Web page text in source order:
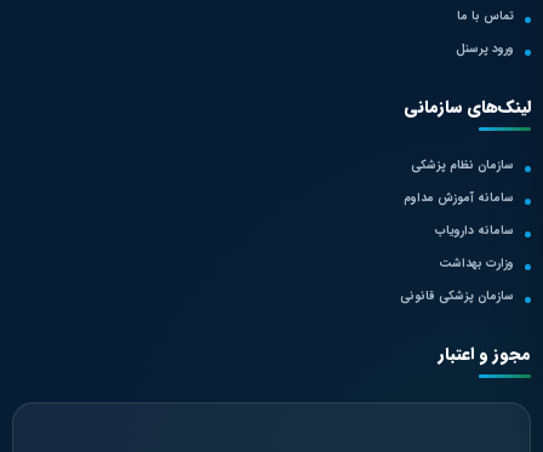
تماس با ما
ورود پرسنل
لینک‌های سازمانی
سازمان نظام پزشکی
سامانه آموزش مداوم
سامانه دارویاب
وزارت بهداشت
سازمان پزشکی قانونی
مجوز و اعتبار